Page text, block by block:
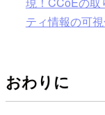
ティ情報の可
おわりに